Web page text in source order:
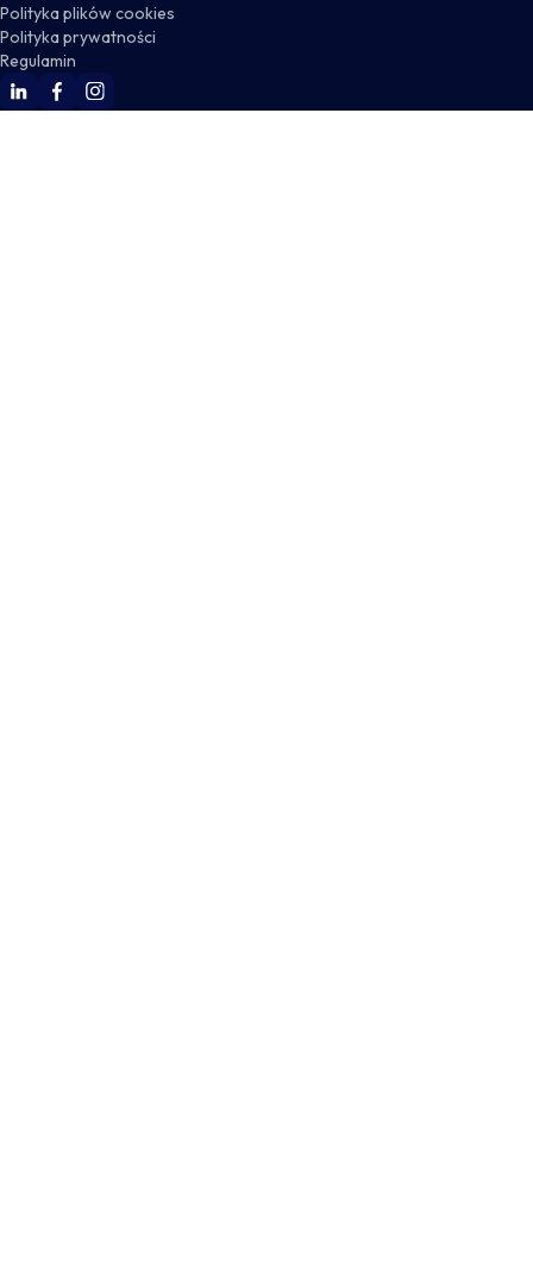
Polityka plików cookies
Polityka prywatności
Regulamin
WSKZ Linkedin
WSKZ Facebook
WSKZ Instagram